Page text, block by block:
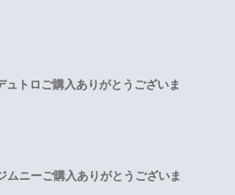
ュトロご購入ありがとうございま
ムニーご購入ありがとうございま